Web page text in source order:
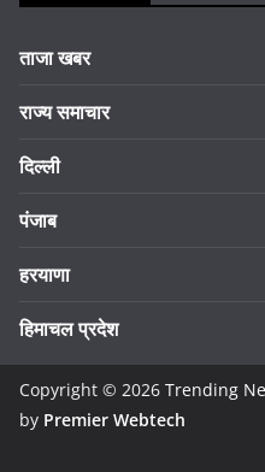
ताजा खबर
राज्य समाचार
दिल्ली
पंजाब
हरयाणा
हिमाचल प्रदेश
Copyright © 2026 Trending
by Premier Webtech